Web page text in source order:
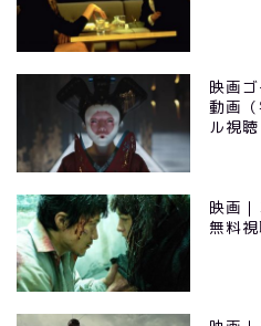
映画
動画
ル視
映画
無料視